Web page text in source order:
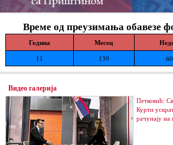
Време од преузимања обавезе
Година Месец
11 139
Видео галерија
Петковић:
Курти
рачунају на